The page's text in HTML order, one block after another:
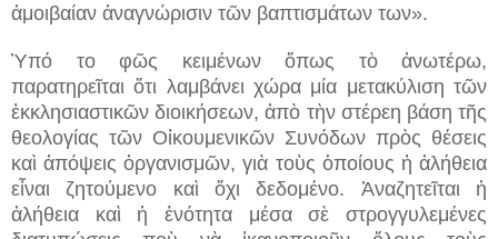
ἀμοιβαίαν ἀναγνώρισιν τῶν βαπτισμάτων των».
Ὑπό το φῶς κειμένων ὅπως τὸ ἀνωτέρω,
παρατηρεῖται ὅτι λαμβάνει χώρα μία μετακύλιση τῶν
ἐκκλησιαστικῶν διοικήσεων, ἀπὸ τὴν στέρεη βάση τῆς
θεολογίας τῶν Οἰκουμενικῶν Συνόδων πρὸς θέσεις
καὶ ἀπόψεις ὀργανισμῶν, γιὰ τοὺς ὁποίους ἡ ἀλήθεια
εἶναι ζητούμενο καὶ ὄχι δεδομένο. Ἀναζητεῖται ἡ
ἀλήθεια καὶ ἡ ἑνότητα μέσα σὲ στρογγυλεμένες